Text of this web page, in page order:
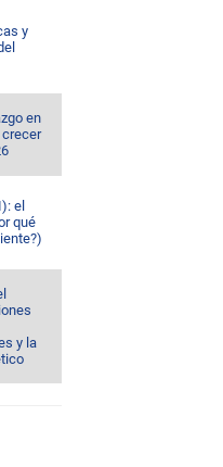
y
en
crecer
el
qué
y la